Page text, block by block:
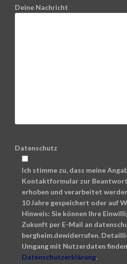
Deine Nachricht
Datenschutz
Ich stimme zu, dass meine
Kontaktformular zur
erhoben und verarbeitet
10 Jahre gespeichert oder auf
Hinweis: Sie können Ihre
Zukunft per E-Mail an
bergheim.dewiderrufen.
Umgang mit Nutzerdaten
Datenschutzerklärung.